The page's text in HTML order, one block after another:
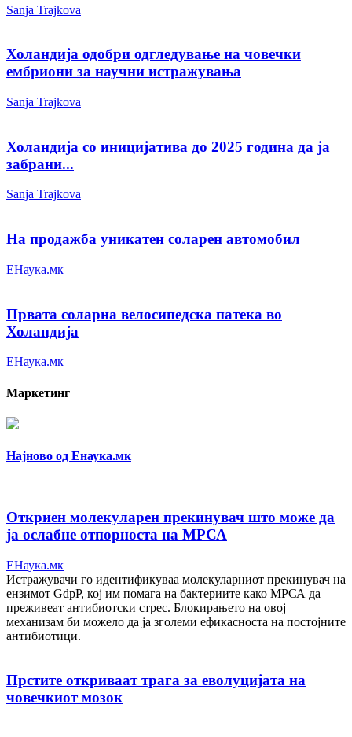
Sanja Trajkova
Холандија одобри одгледување на човечки
ембриони за научни истражувања
Sanja Trajkova
Холандија со иницијатива до 2025 година да ја
забрани...
Sanja Trajkova
На продажба уникатен соларен автомобил
ЕНаука.мк
Првата соларна велосипедска патека во
Холандија
ЕНаука.мк
Маркетинг
Најново од Енаука.мк
Откриен молекуларен прекинувач што може да
ја ослабне отпорноста на МРСА
ЕНаука.мк
Истражувачи го идентификуваа молекуларниот прекинувач на
ензимот GdpP, кој им помага на бактериите како МРСА да
преживеат антибиотски стрес. Блокирањето на овој
механизам би можело да ја зголеми ефикасноста на постојните
антибиотици.
Прстите откриваат трага за еволуцијата на
човечкиот мозок